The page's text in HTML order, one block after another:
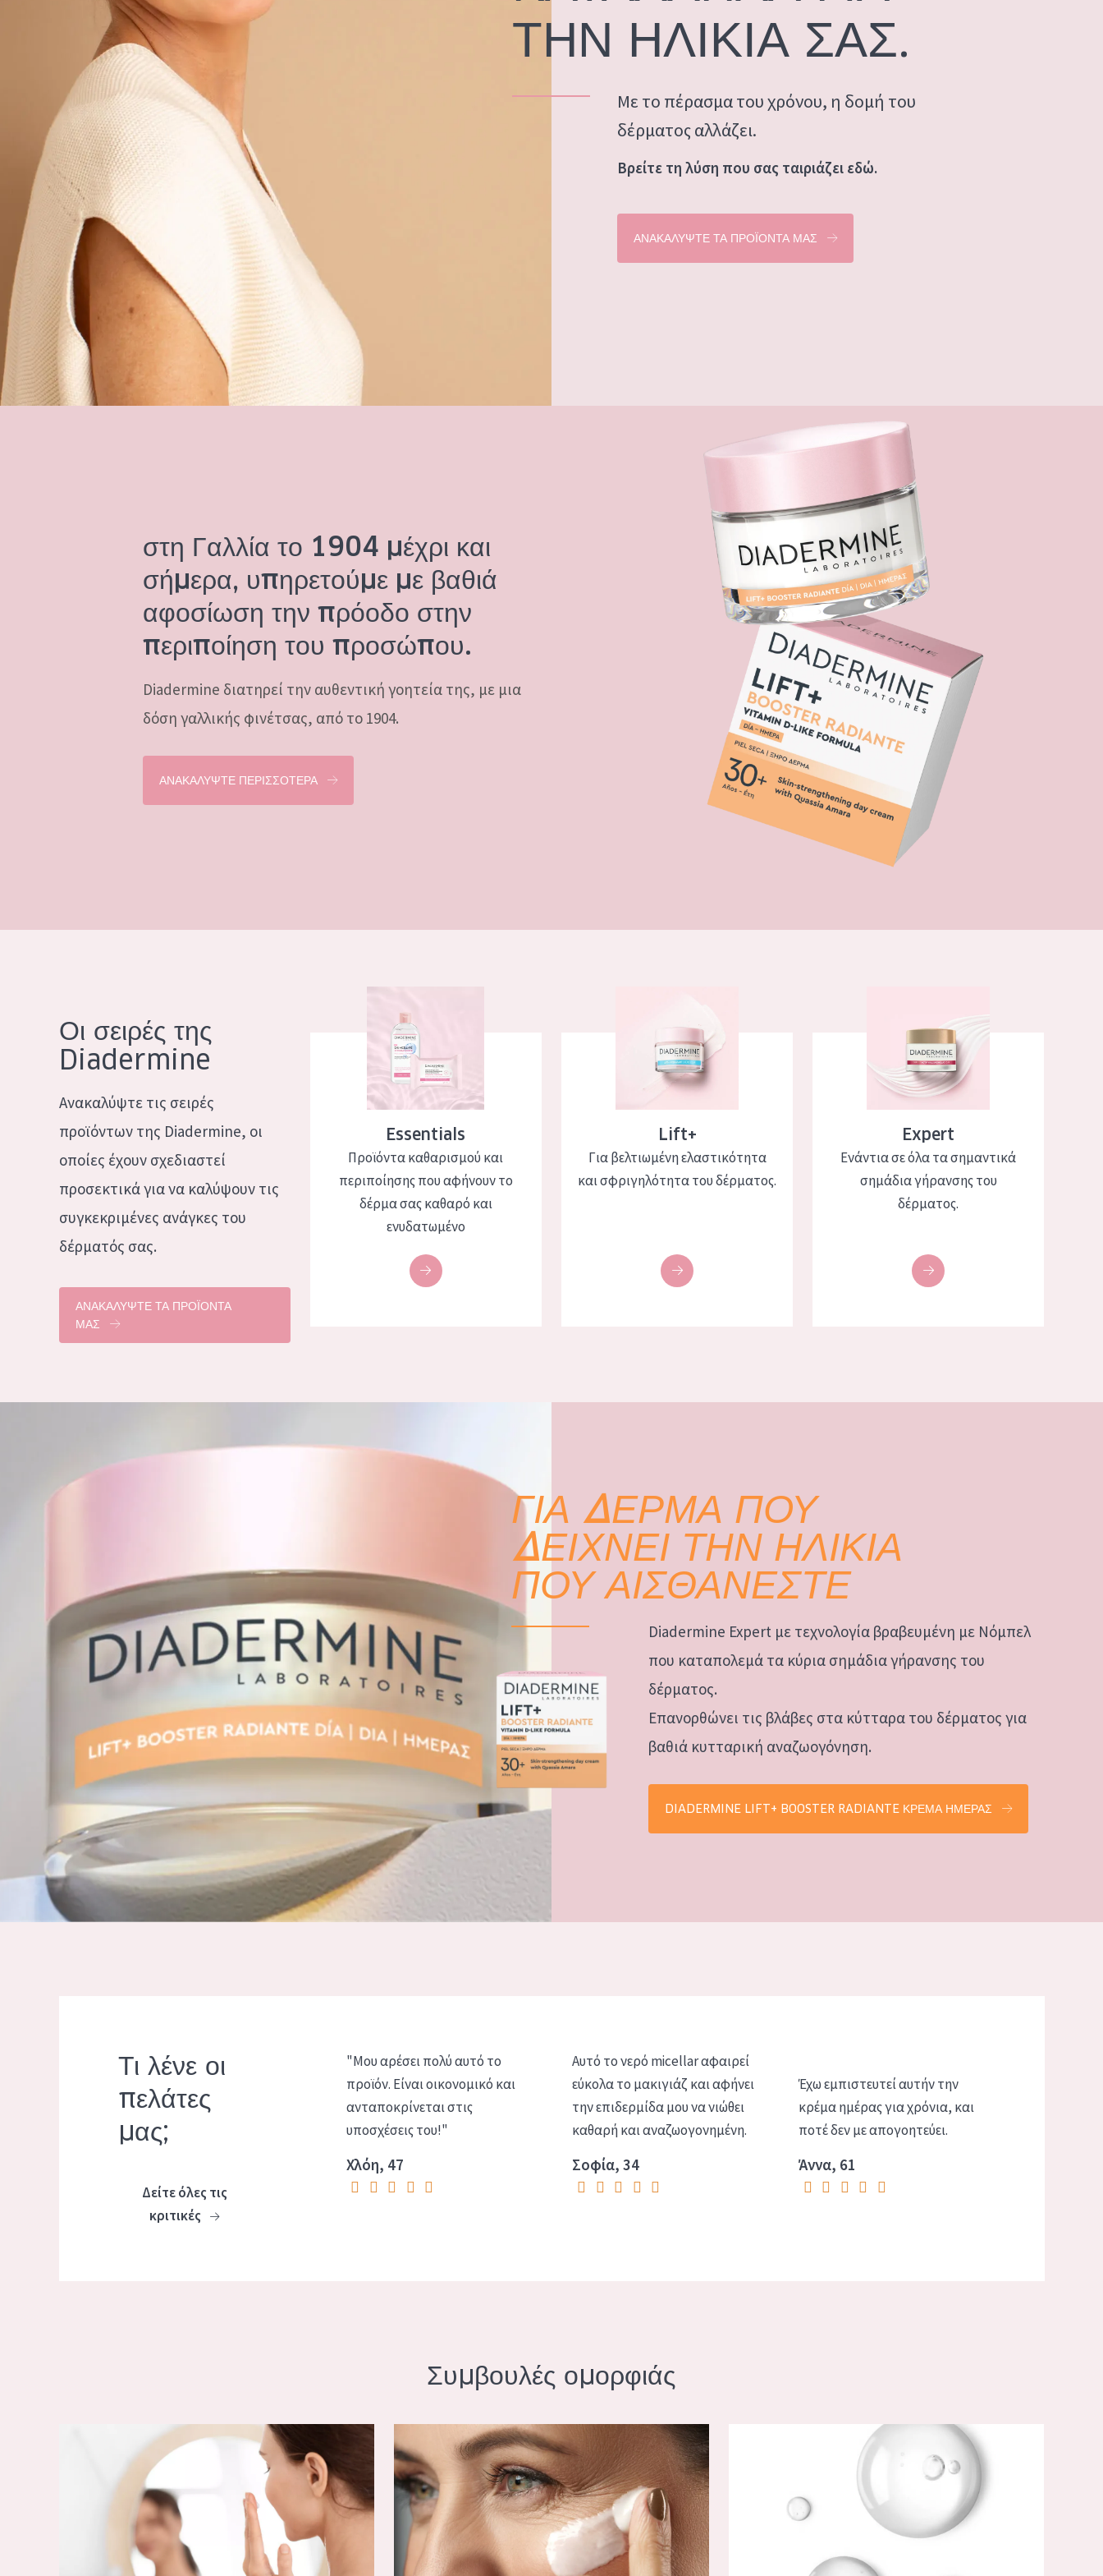
ΤΗΝ ΗΛΙΚΙΑ ΣΑΣ.
Με το πέρασμα του χρόνου, η δομή του
δέρματος αλλάζει.
Βρείτε τη λύση που σας ταιριάζει εδώ.
ΑΝΑΚΑΛΥΨΤΕ ΤΑ ΠΡΟΪΟΝΤΑ ΜΑΣ
στη Γαλλία το 1904 μέχρι και
σήμερα, υπηρετούμε με βαθιά
αφοσίωση την πρόοδο στην
περιποίηση του προσώπου.
Diadermine διατηρεί την αυθεντική γοητεία της, με μια
δόση γαλλικής φινέτσας, από το 1904.
ΑΝΑΚΑΛΥΨΤΕ ΠΕΡΙΣΣΟΤΕΡΑ
Οι σειρές της
Diadermine
Ανακαλύψτε τις σειρές
προϊόντων της Diadermine, οι
οποίες έχουν σχεδιαστεί
προσεκτικά για να καλύψουν τις
συγκεκριμένες ανάγκες του
δέρματός σας.
ΑΝΑΚΑΛΥΨΤΕ ΤΑ ΠΡΟΪΟΝΤΑ
ΜΑΣ
Essentials
Προϊόντα καθαρισμού και
περιποίησης που αφήνουν το
δέρμα σας καθαρό και
ενυδατωμένο
Lift+
Για βελτιωμένη ελαστικότητα
και σφριγηλότητα του δέρματος.
Expert
Ενάντια σε όλα τα σημαντικά
σημάδια γήρανσης του
δέρματος.
ΓΙΑ ΔΕΡΜΑ ΠΟΥ
ΔΕΙΧΝΕΙ ΤΗΝ ΗΛΙΚΙΑ
ΠΟΥ ΑΙΣΘΑΝΕΣΤΕ
Diadermine Expert με τεχνολογία βραβευμένη με Νόμπελ
που καταπολεμά τα κύρια σημάδια γήρανσης του
δέρματος.
Επανορθώνει τις βλάβες στα κύτταρα του δέρματος για
βαθιά κυτταρική αναζωογόνηση.
DIADERMINE LIFT+ BOOSTER RADIANTE ΚΡΕΜΑ ΗΜΕΡΑΣ
Τι λένε οι
πελάτες
μας;
Δείτε όλες τις
κριτικές
"Μου αρέσει πολύ αυτό το
προϊόν. Είναι οικονομικό και
ανταποκρίνεται στις
υποσχέσεις του!"
Χλόη, 47
Αυτό το νερό micellar αφαιρεί
εύκολα το μακιγιάζ και αφήνει
την επιδερμίδα μου να νιώθει
καθαρή και αναζωογονημένη.
Σοφία, 34
Έχω εμπιστευτεί αυτήν την
κρέμα ημέρας για χρόνια, και
ποτέ δεν με απογοητεύει.
Άννα, 61
Συμβουλές ομορφιάς
ΣΥΣΦΙΓΚΤΙΚΕΣ ΘΕΡΑΠΕΙΕΣ ΚΑΙ ΣΥΝΗΘΕΙΕΣ ΓΙΑ ΤΟ ΠΡΟΣΩΠΟ ΔΙΑΦΟΡΕΤΙΚΟΙ ΤΥΠΟΙ ΡΥΤΙΔΩΝ ΣΕ ΤΙ ΧΡΗΣΙΜΕΥΕΙ ΤΟ ΚΟΛΛΑΓΟΝΟ;